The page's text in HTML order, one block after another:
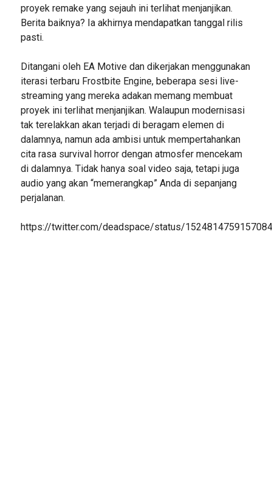
proyek remake yang sejauh ini terlihat menjanjikan.
Berita baiknya? Ia akhirnya mendapatkan tanggal rilis
pasti.
Ditangani oleh EA Motive dan dikerjakan menggunakan
iterasi terbaru Frostbite Engine, beberapa sesi live-
streaming yang mereka adakan memang membuat
proyek ini terlihat menjanjikan. Walaupun modernisasi
tak terelakkan akan terjadi di beragam elemen di
dalamnya, namun ada ambisi untuk mempertahankan
cita rasa survival horror dengan atmosfer mencekam
di dalamnya. Tidak hanya soal video saja, tetapi juga
audio yang akan “memerangkap” Anda di sepanjang
perjalanan.
https://twitter.com/deadspace/status/